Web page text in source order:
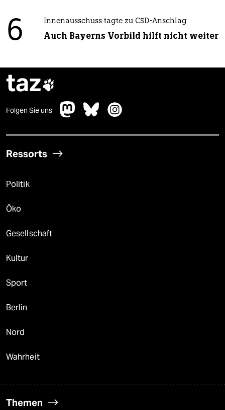
6 Innenausschuss tagte zu CSD-Anschlag
Auch Bayerns Vorbild hilft nicht weiter
taz
Folgen Sie uns
Ressorts
Politik
Öko
Gesellschaft
Kultur
Sport
Berlin
Nord
Wahrheit
Themen